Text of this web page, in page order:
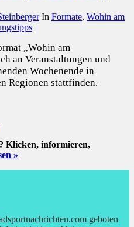
In Formate, Wohin am
„Wohin am
an Veranstaltungen und
Wochenende in
Regionen stattfinden.
Klicken, informieren,
»
geboten